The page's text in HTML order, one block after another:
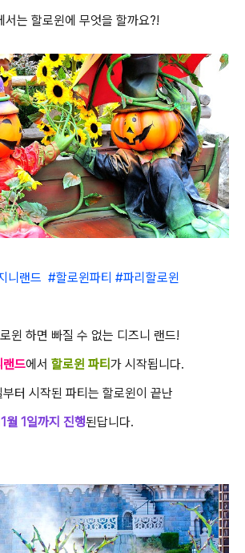
서는 할로윈에 무엇을 할까요?!
니랜드 #할로윈파티 #파리할로윈
윈 하면 빠질 수 없는 디즈니 랜드!
랜드에서 할로윈 파티 가 시작됩니다.
터 시작된 파티는 할로윈이 끝난
월 1일까지 진행된답니다.